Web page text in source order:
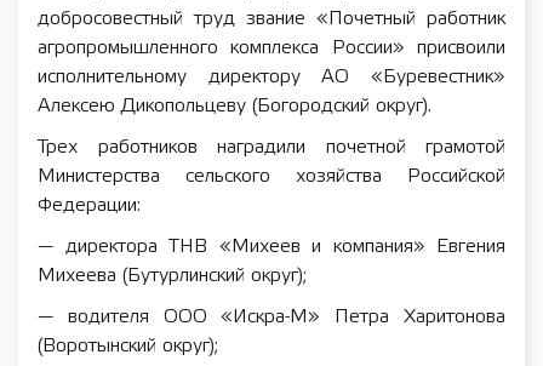
добросовестный труд звание «Почетный работник
агропромышленного комплекса России» присвоили
исполнительному директору АО «Буревестник»
Алексею Дикопольцеву (Богородский округ).
Трех работников наградили почетной грамотой
Министерства сельского хозяйства Российской
Федерации:
— директора ТНВ «Михеев и компания» Евгения
Михеева (Бутурлинский округ);
— водителя ООО «Искра-М» Петра Харитонова
(Воротынский округ);